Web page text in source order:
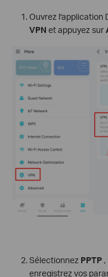
Ouvrez l'application
VPN et appuyez sur
Sélectionnez PPTP
enregistrez vos